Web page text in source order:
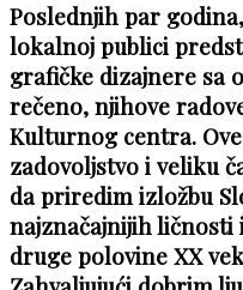
Poslednjih par
lokalnoj publici
grafičke dizajnere sa
rečeno, njihove
Kulturnog centra.
zadovoljstvo i veliku
da priredim izložbu
najznačajnijih ličnosti
druge polovine XX